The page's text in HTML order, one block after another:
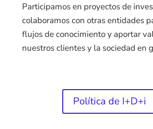
Participamos en proyectos de
colaboramos con otras entidades
flujos de conocimiento y aportar
nuestros clientes y la sociedad en
Política de I+D+i